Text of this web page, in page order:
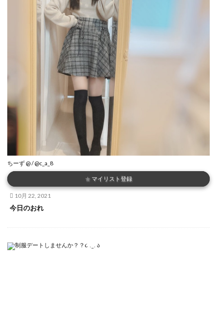
ちーず @ / @c_a_8
★ マイリスト登録
10月 22, 2021
今日のおれ